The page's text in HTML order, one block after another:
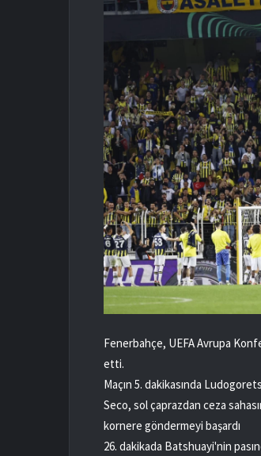
Fenerbahçe, UEFA Avrupa
etti.
Maçın 5. dakikasında
Seco, sol çaprazdan ceza
kornere göndermeyi başardı
26. dakikada Batshuayi'nin